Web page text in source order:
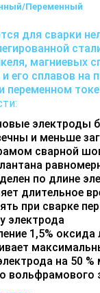
Переменный
для сварки
магниевых
его сплавов на
переменном
электроды
и меньше
сварной
по длине
длительное
при сварке
электрода
1,5% оксида
на 50
вольфрамового